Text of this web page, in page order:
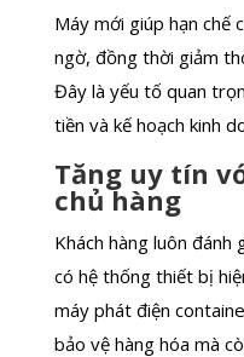
Máy mới giúp hạn chế
ngờ, đồng thời giảm
Đây là yếu tố quan
tiền và kế hoạch kinh
Tăng uy tín
chủ hàng
Khách hàng luôn đánh
có hệ thống thiết bị
máy phát điện
bảo vệ hàng hóa mà